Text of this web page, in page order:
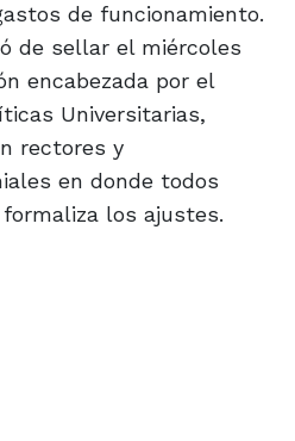
de funcionamiento.
de sellar el miércoles
encabezada por el
Universitarias,
rectores y
en donde todos
los ajustes.